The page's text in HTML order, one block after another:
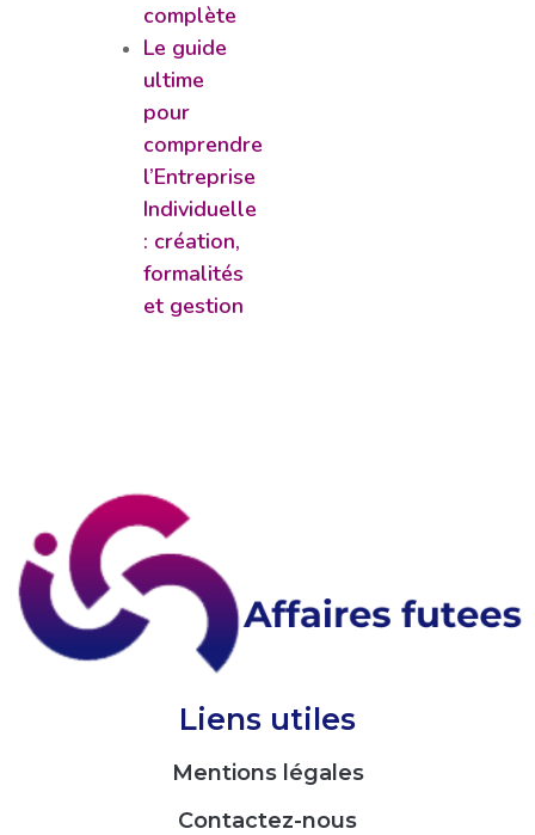
complète
Le guide
ultime
pour
comprendre
l’Entreprise
Individuelle
: création,
formalités
et gestion
Liens utiles
Mentions légales
Contactez-nous